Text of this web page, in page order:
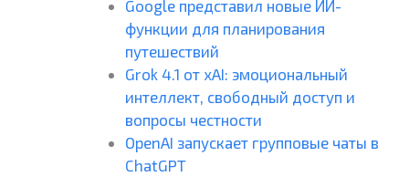
Google представил новые ИИ-
функции для планирования
путешествий
Grok 4.1 от xAI: эмоциональный
интеллект, свободный доступ и
вопросы честности
OpenAI запускает групповые чаты в
ChatGPT